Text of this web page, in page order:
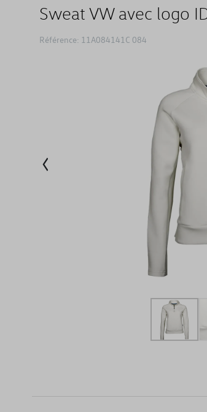
Sweat VW avec logo
Référence: 11A084141C 084